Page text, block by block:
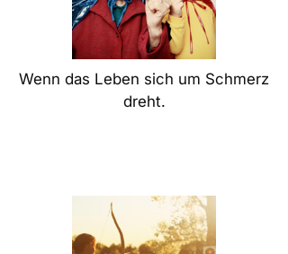
Wenn das Leben sich um Schmerz
dreht.